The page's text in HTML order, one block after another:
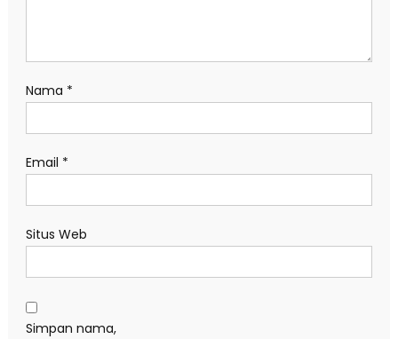
Nama *
Email *
Situs Web
Simpan nama,